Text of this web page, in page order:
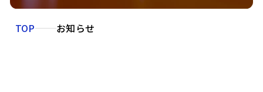
TOP お知らせ